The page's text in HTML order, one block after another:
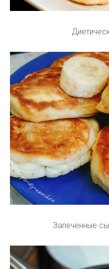
Запеченные